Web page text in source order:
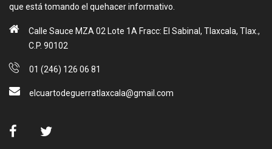
que está tomando el quehacer informativo.
Calle Sauce MZA 02 Lote 1A Fracc: El Sabinal, Tlaxcala, Tlax.,
C.P. 90102
01 (246) 126 06 81
elcuartodeguerratlaxcala@gmail.com